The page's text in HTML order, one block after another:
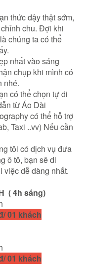
thức dậy thật sớm,
chu. Đợi khi
chúng ta có thể
nhất vào sáng
chụp khi mình có
nhé.
có thể chọn tự di
từ Áo Dài
có thể hỗ trợ
Taxi ..vv) Nếu cần
tôi có dịch vụ đưa
ô tô, bạn sẽ di
việc dễ dàng nhất.
( 4h sáng)
01 khách
01 khách